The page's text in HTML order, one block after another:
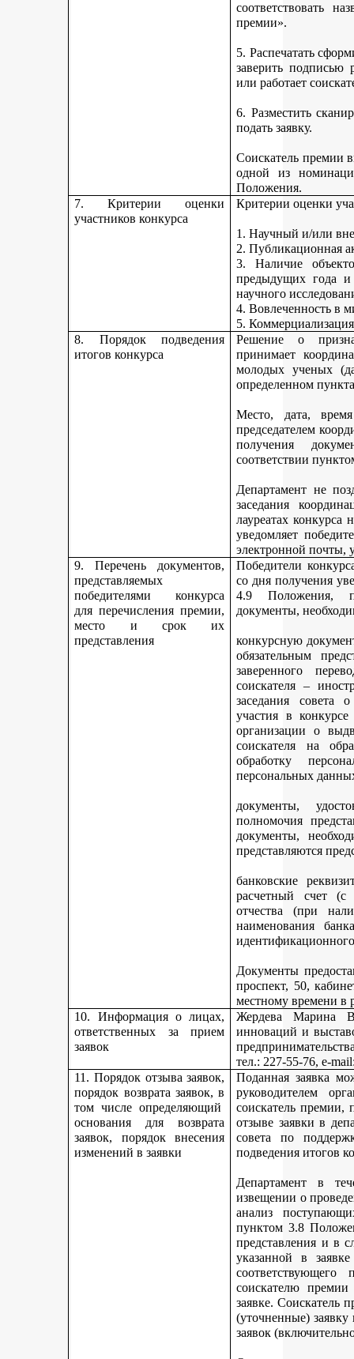
соответствовать
премии».
5. Распечатать
заверить подписью
или работает
6. Разместить
подать заявку.
Соискатель премии
одной из
Положения.
7. Критерии оценки
участников конкурса
Критерии оценки
1. Научный и/или
2. Публикационная
3. Наличие
предыдущих года
научного
4. Вовлеченность в
5.
8. Порядок подведения
итогов конкурса
Решение о
принимает
молодых ученых
определенном
Место, дата, время
председателем
получения
соответствии
Департамент не
заседания
лауреатах
уведомляет
электронной почты,
9. Перечень документов,
представляемых
победителями конкурса
для перечисления премии,
место и срок их
представления
Победители
со дня получения
4.9 Положения,
документы,
конкурсную
обязательным
заверенного
соискателя –
заседания совета
участия в
организации о
соискателя на
обработку
персональных
документы,
полномочия
документы,
представляются
банковские
расчетный счет (с
отчества (при
наименования
Документы
проспект, 50,
местному времени в
10. Информация о лицах,
ответственных за прием
заявок
Жердева Марина
инноваций и
тел.: 227-55-76, e-
11. Порядок отзыва заявок,
порядок возврата заявок, в
том числе определяющий
основания для возврата
заявок, порядок внесения
изменений в заявки
Поданная заявка
руководителем
соискатель премии,
отзыве заявки в
совета по
подведения итогов
Департамент в
извещении о
анализ
пунктом 3.8
представления и в
указанной в
соответствующего
соискателю
заявке. Соискатель
(уточненные)
заявок